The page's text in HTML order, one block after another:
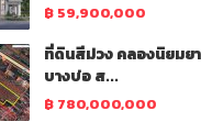
฿ 59,900,000
ที่ดินสีม่วง คลองนิยมย
บางบ่อ ส...
฿ 780,000,000